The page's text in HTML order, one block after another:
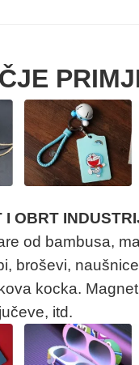
I OBRT
od bambusa,
broševi,
kocka.
itd.